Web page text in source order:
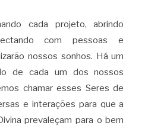
cada projeto, abrindo
com pessoas e
nossos sonhos. Há um
de cada um dos nossos
chamar esses Seres de
e interações para que a
prevaleçam para o bem